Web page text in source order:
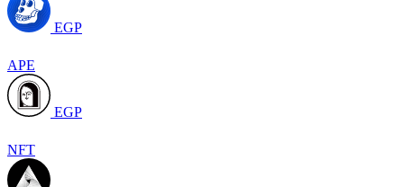
EGP
APE
EGP
NFT